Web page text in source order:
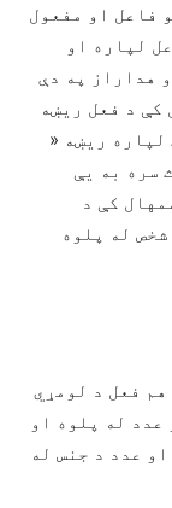
فاعل او مفعول
لپاره او
هداراز په دې
کې د فعل ریښه
ريښه «
سره به یې
کې د
له پلوه
فعل د لومړي
عدد له پلوه او
عدد د جنس له